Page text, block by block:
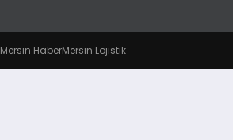
Mersin HaberMersin Lojistik